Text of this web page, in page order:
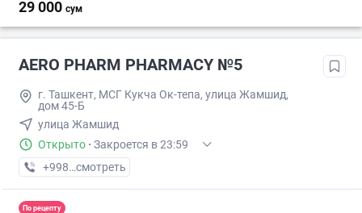
29 000 сум
AERO PHARM PHARMACY №5
г. Ташкент, МСГ Кукча Ок-тепа, улица Жамшид,
дом 45-Б
улица Жамшид
Открыто · Закроется в 23:59
+998 (70) XXX-XX-XX
смотреть
По рецепту